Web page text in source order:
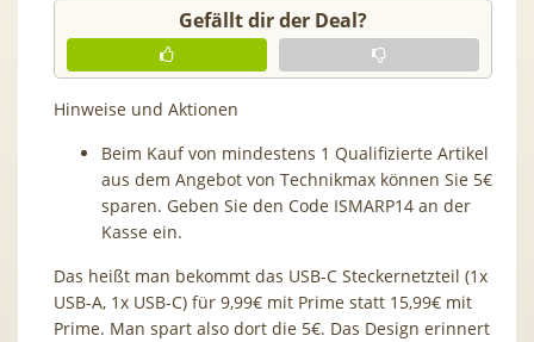
Gefällt dir der Deal?
Hinweise und Aktionen
Beim Kauf von mindestens 1 Qualifizierte Artikel
aus dem Angebot von Technikmax können Sie 5€
sparen. Geben Sie den Code ISMARP14 an der
Kasse ein.
Das heißt man bekommt das USB-C Steckernetzteil (1x
USB-A, 1x USB-C) für 9,99€ mit Prime statt 15,99€ mit
Prime. Man spart also dort die 5€. Das Design erinnert